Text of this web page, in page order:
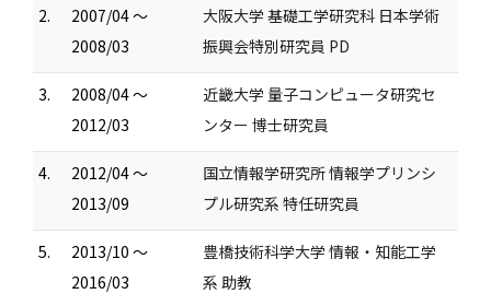
2.
2007/04 ～
2008/03
大阪大学 基礎工学研究科 日本学術
振興会特別研究員 PD
3.
2008/04 ～
2012/03
近畿大学 量子コンピュータ研究セ
ンター 博士研究員
4.
2012/04 ～
2013/09
国立情報学研究所 情報学プリンシ
プル研究系 特任研究員
5.
2013/10 ～
2016/03
豊橋技術科学大学 情報・知能工学
系 助教